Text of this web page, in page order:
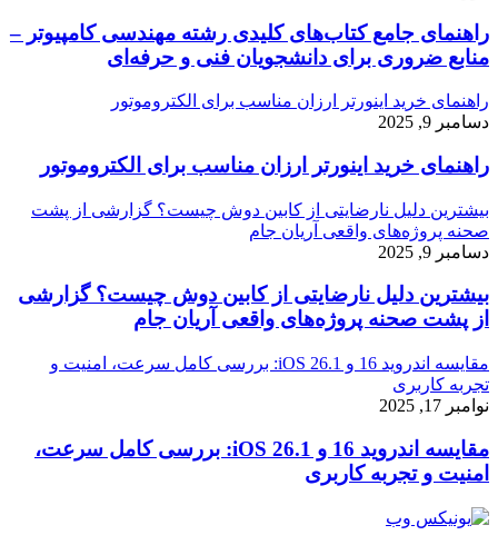
راهنمای جامع کتاب‌های کلیدی رشته مهندسی کامپیوتر –
منابع ضروری برای دانشجویان فنی و حرفه‌ای
راهنمای خرید اینورتر ارزان مناسب برای الکتروموتور
دسامبر 9, 2025
راهنمای خرید اینورتر ارزان مناسب برای الکتروموتور
بیشترین دلیل نارضایتی از کابین دوش چیست؟ گزارشی از پشت
صحنه پروژه‌های واقعی آریان جام
دسامبر 9, 2025
بیشترین دلیل نارضایتی از کابین دوش چیست؟ گزارشی
از پشت صحنه پروژه‌های واقعی آریان جام
مقایسه اندروید 16 و iOS 26.1: بررسی کامل سرعت، امنیت و
تجربه کاربری
نوامبر 17, 2025
مقایسه اندروید 16 و iOS 26.1: بررسی کامل سرعت،
امنیت و تجربه کاربری